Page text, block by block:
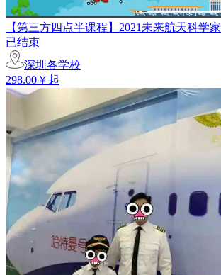
【第三方四点半课程】2021未来航天科学家
已结束
深圳各学校
298.00￥起